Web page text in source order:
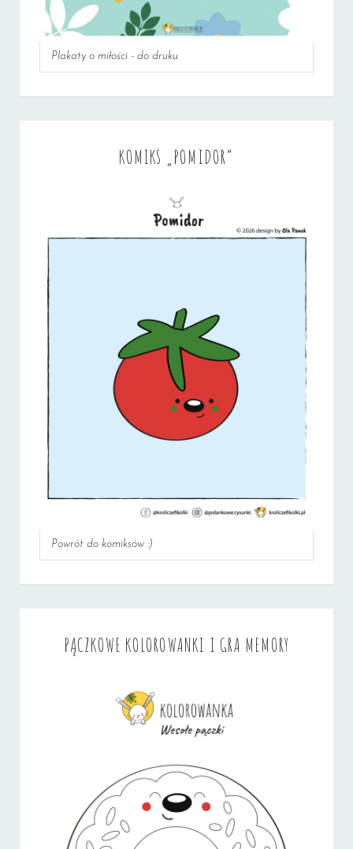
Plakaty o miłości - do druku
KOMIKS „POMIDOR”
Powrót do komiksów :)
PĄCZKOWE KOLOROWANKI I GRA MEMORY